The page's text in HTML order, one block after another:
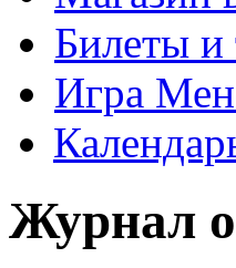
Билеты и
Игра
Журнал